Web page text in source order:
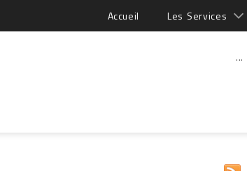
Accueil Les Services
...